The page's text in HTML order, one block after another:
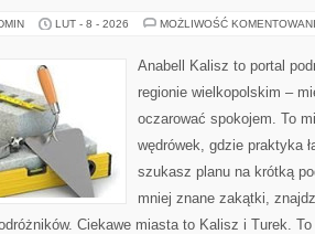
LUT - 8 - 2026 MOŻLIWOŚĆ
Anabell Kalisz to portal
regionie wielkopolskim –
oczarować spokojem. To
wędrówek, gdzie praktyka
szukasz planu na krótką
mniej znane zakątki,
Ciekawe miasta to Kalisz i Turek.